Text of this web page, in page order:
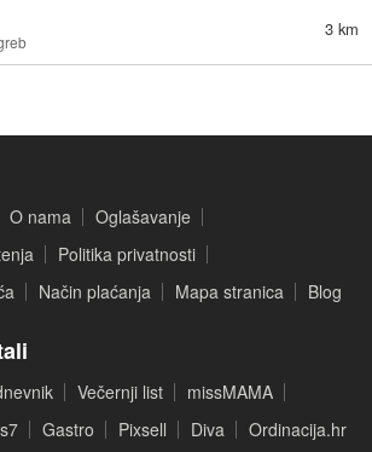
3 km
O nama
Oglašavanje
Politika privatnosti
Način plaćanja Mapa stranica Blog
Večernji list
missMAMA
Gastro Pixsell Diva Ordinacija.hr